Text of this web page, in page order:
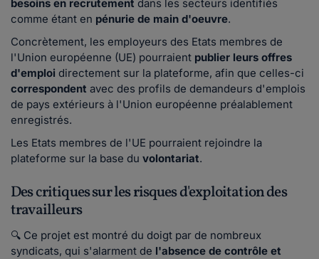
besoins en recrutement dans les secteurs identifiés
comme étant en pénurie de main d'oeuvre.
Concrètement, les employeurs des Etats membres de
l'Union européenne (UE) pourraient publier leurs offres
d'emploi directement sur la plateforme, afin que celles-ci
correspondent avec des profils de demandeurs d'emplois
de pays extérieurs à l'Union européenne préalablement
enregistrés.
Les Etats membres de l'UE pourraient rejoindre la
plateforme sur la base du volontariat.
Des critiques sur les risques d'exploitation des
travailleurs
🔍 Ce projet est montré du doigt par de nombreux
syndicats, qui s'alarment de l'absence de contrôle et